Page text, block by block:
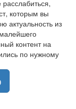
которым вы
актуальность из
контент на
по нужному
радостью
Специально